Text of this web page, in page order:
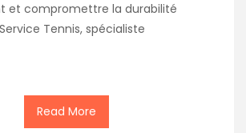
et compromettre la durabilité
Tennis, spécialiste
Read More